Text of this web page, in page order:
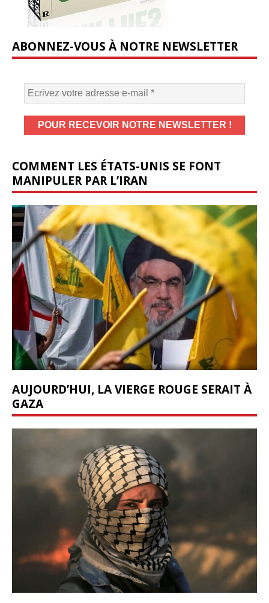
ABONNEZ-VOUS À NOTRE NEWSLETTER
COMMENT LES ÉTATS-UNIS SE FONT
MANIPULER PAR L’IRAN
AUJOURD’HUI, LA VIERGE ROUGE SERAIT À
GAZA